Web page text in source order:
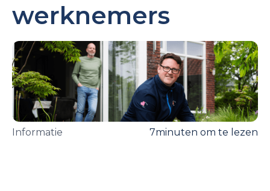
werknemers
Informatie 7minuten om te lezen